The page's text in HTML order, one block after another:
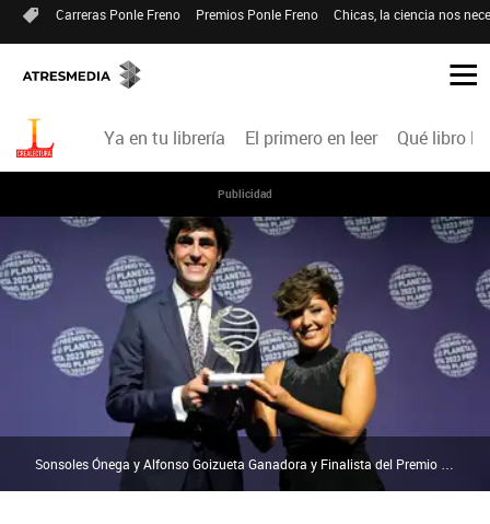
Carreras Ponle Freno Premios Ponle Freno Chicas, la ciencia nos
Ya en tu librería El primero en leer Qué libro
Publicidad